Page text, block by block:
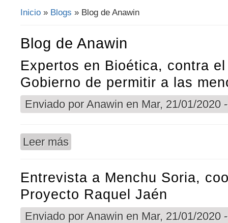
Se encuentra usted aquí
Inicio » Blogs » Blog de Anawin
Blog de Anawin
Expertos en Bioética, contra
Gobierno de permitir a las
Enviado porAnawin en Mar, 21/01/2020
Leer más
Entrevista a Menchu Soria,
Proyecto Raquel Jaén
Enviado porAnawin en Mar, 21/01/2020